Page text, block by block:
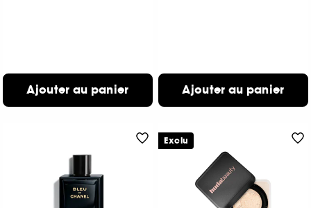
Ajouter au panier Ajouter au panier
Exclu